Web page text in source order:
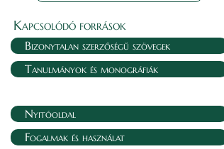
Kapcsolódó források
Bizonytalan szerzőségű szövegek
Tanulmányok és monográfiák
Nyitóoldal
Fogalmak és használat